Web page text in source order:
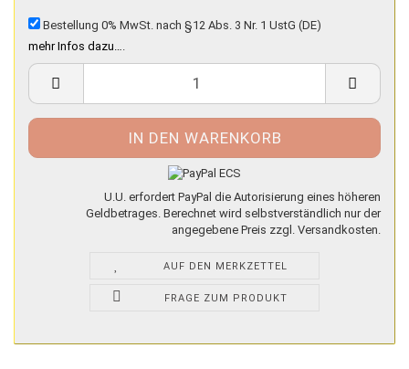
Bestellung 0% MwSt. nach §12 Abs. 3 Nr. 1 UstG (DE)
mehr Infos dazu…
U.U. erfordert PayPal die Autorisierung eines höheren
Geldbetrages. Berechnet wird selbstverständlich nur der
angegebene Preis zzgl. Versandkosten.
AUF DEN MERKZETTEL
FRAGE ZUM PRODUKT